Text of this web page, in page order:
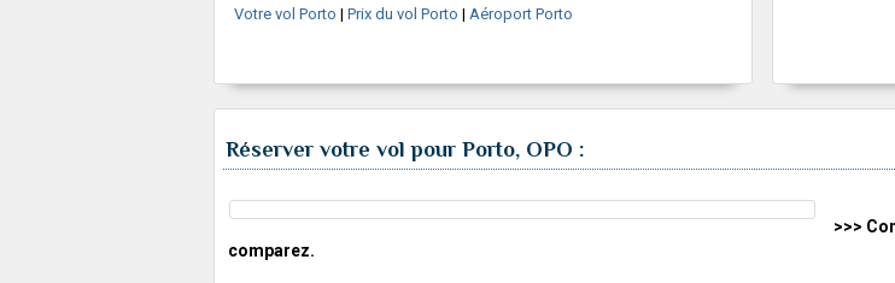
Votre vol Porto | Prix du vol Porto | Aéroport Porto
Réserver votre vol pour Porto, OPO :
>>>
comparez.